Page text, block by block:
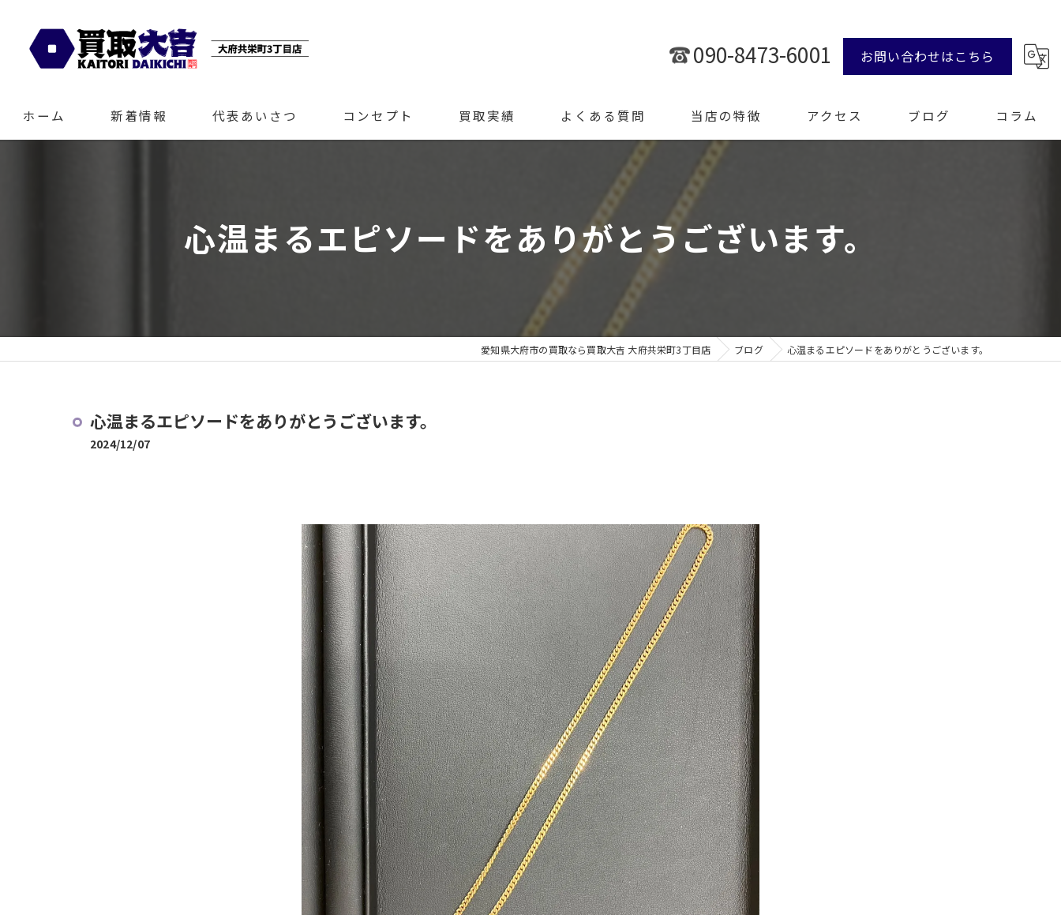
090-8473-6001 お問い合わせはこちら
ホーム 新着情報 代表あいさつ コンセプト 買取実績 よくある質問 当店の特徴
腕時計
アクセス ブログ コラム
心温まるエピソードをありがとうございます。
愛知県大府市の買取なら買取大吉 大府共栄町3丁目店 ブログ 心温まるエピソードをありがとうございます。
心温まるエピソードをありがとうございます。
2024/12/07